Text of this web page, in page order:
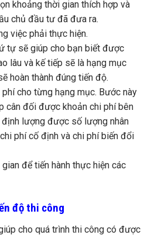
khoảng thời gian thích hợp và
chủ đầu tư đã đưa ra.
việc phải thực hiện.
tự sẽ giúp cho bạn biết được
lâu và kế tiếp sẽ là hạng mục
hoàn thành đúng tiến độ.
cho từng hạng mục. Bước này
cân đối được khoản chi phí bên
lượng được số lượng nhân
phí cố định và chi phí biến đổi
để tiến hành thực hiện các
độ thi công
cho quá trình thi công có được